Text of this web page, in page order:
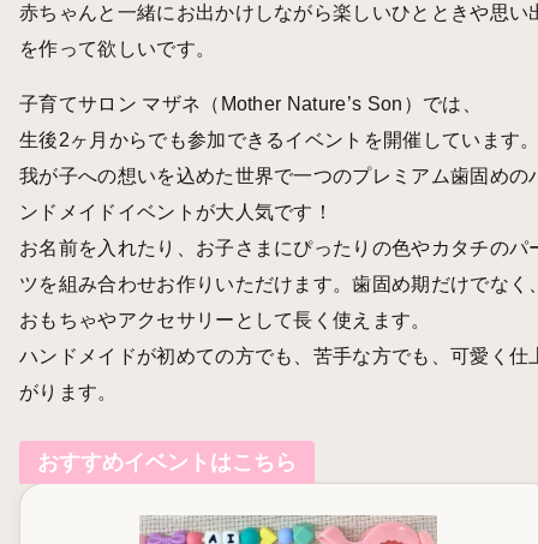
赤ちゃんと一緒にお出かけしながら楽しいひとときや思い
を作って欲しいです。
子育てサロン マザネ（Mother Nature’s Son）では、
生後2ヶ月からでも参加できるイベントを開催しています
我が子への想いを込めた世界で一つのプレミアム歯固めの
ンドメイドイベントが大人気です！
お名前を入れたり、お子さまにぴったりの色やカタチのパ
ツを組み合わせお作りいただけます。歯固め期だけでなく
おもちゃやアクセサリーとして長く使えます。
ハンドメイドが初めての方でも、苦手な方でも、可愛く仕
がります。
おすすめイベントはこちら